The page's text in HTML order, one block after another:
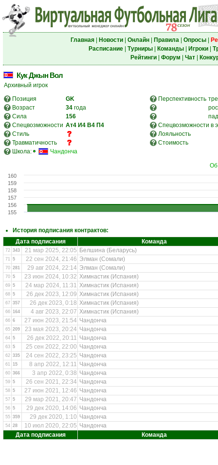
Главная| Новости| Онлайн| Правила| Опросы|
Расписание| Турниры| Команды| Игроки|
Рейтинги| Форум Чат|
Кук Джын Вол
Архивный игрок
Позиция
GK Перспективность
Возраст
34 года
Сила
156
Спецвозможности Ат4 И4 В4 П4
Спецвозможности в
Стиль
Лояльность
Травматичность
Стоимость
Школа:
Чандонча
Об
155
156
157
158
159
160
История подписания контрактов:
Дата подписания
Команда
72 343 21 мар 2025, 22:05 Белшина (Беларусь)
71 5 22 сен 2024, 21:46 Элман (Сомали)
70 281 29 авг 2024, 22:14 Элман (Сомали)
70 5 23 июн 2024, 10:32 Химнастик (Испания)
69 5 24 мар 2024, 11:31 Химнастик (Испания)
68 5 26 дек 2023, 12:09 Химнастик (Испания)
67 357 26 дек 2023, 0:18 Химнастик (Испания)
66 164 4 авг 2023, 22:07 Химнастик (Испания)
66 6 27 июн 2023, 21:54 Чандонча
65 209 23 мая 2023, 20:24 Чандонча
64 5 26 дек 2022, 20:11 Чандонча
63 5 25 сен 2022, 22:00 Чандонча
62 335 24 сен 2022, 23:25 Чандонча
61 15 8 апр 2022, 12:11 Чандонча
60 366 3 апр 2022, 0:38 Чандонча
59 5 26 сен 2021, 22:34 Чандонча
58 5 27 июн 2021, 12:46 Чандонча
57 5 29 мар 2021, 20:47 Чандонча
56 5 29 дек 2020, 14:06 Чандонча
55 359 29 дек 2020, 1:10 Чандонча
54 28 10 июл 2020, 22:05 Чандонча
Дата подписания
Команда